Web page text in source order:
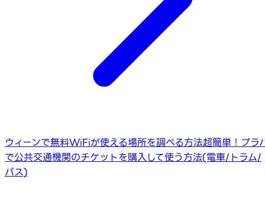
ウィーンで無料WiFiが使える場所を調べる方法超簡単！プラ
で公共交通機関のチケットを購入して使う方法(電車/トラム/
バス)